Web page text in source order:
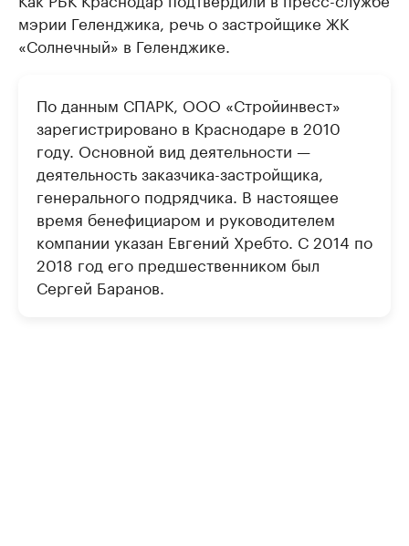
мэрии Геленджика, речь о застройщике ЖК
«Солнечный» в Геленджике.
По данным СПАРК, ООО «Стройинвест»
зарегистрировано в Краснодаре в 2010
году. Основной вид деятельности —
деятельность заказчика-застройщика,
генерального подрядчика. В настоящее
время бенефициаром и руководителем
компании указан Евгений Хребто. С 2014 по
2018 год его предшественником был
Сергей Баранов.